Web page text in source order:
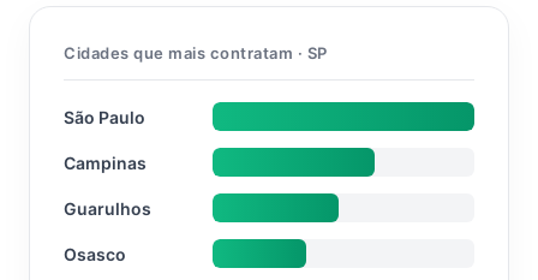
Cidades que mais contratam · SP
São Paulo
Campinas
Guarulhos
Osasco